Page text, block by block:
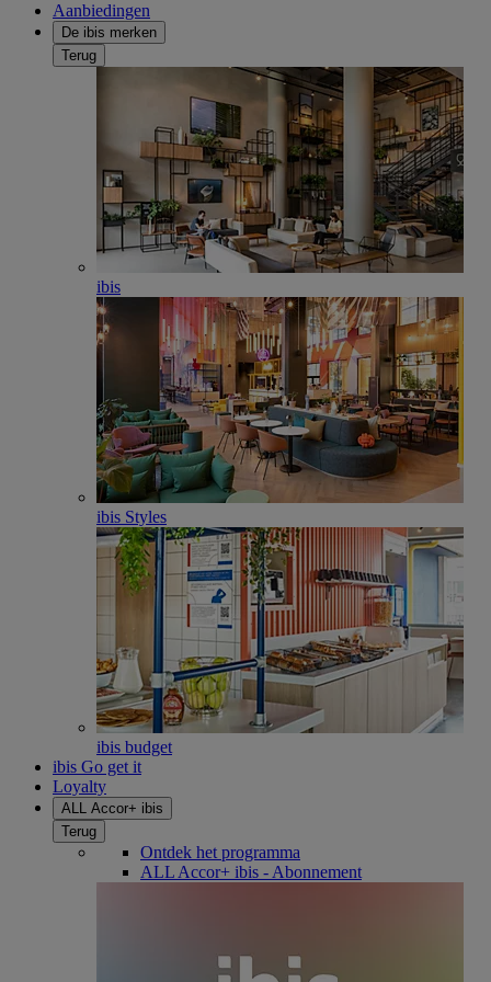
Aanbiedingen
De ibis merken
Terug
ibis
ibis Styles
ibis budget
ibis Go get it
Loyalty
ALL Accor+ ibis
Terug
Ontdek het programma
ALL Accor+ ibis - Abonnement